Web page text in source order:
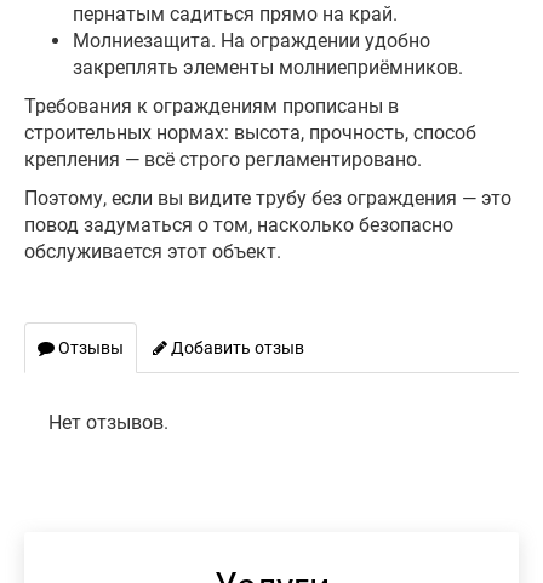
пернатым садиться прямо на край.
Молниезащита. На ограждении удобно
закреплять элементы молниеприёмников.
Требования к ограждениям прописаны в
строительных нормах: высота, прочность, способ
крепления — всё строго регламентировано.
Поэтому, если вы видите трубу без ограждения — это
повод задуматься о том, насколько безопасно
обслуживается этот объект.
Отзывы Добавить отзыв
Нет отзывов.